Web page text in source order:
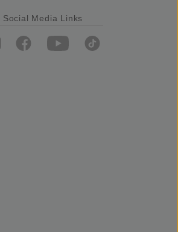
Social Media Links